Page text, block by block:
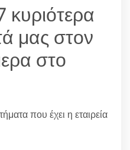
κυριότερα
μας στον
στο
που έχει η εταιρεία